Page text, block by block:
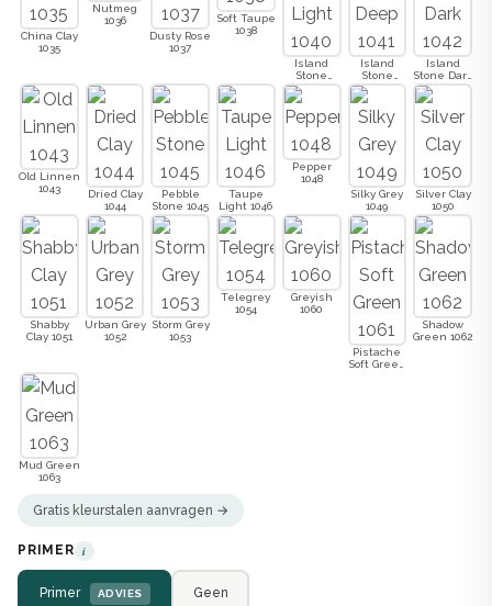
China Clay
1035
Nutmeg
1036
Dusty Rose
1037
Soft Taupe
1038
Island
Stone
Light 1040
Island
Stone
Deep 1041
Island
Stone Dark
1042
Old Linnen
1043
Dried Clay
1044
Pebble
Stone 1045
Taupe
Light 1046
Pepper
1048
Silky Grey
1049
Silver Clay
1050
Shabby
Clay 1051
Urban Grey
1052
Storm Grey
1053
Telegrey
1054
Greyish
1060
Pistache
Soft Green
Shadow
Green 1062
Mud Green
1063
Gratis kleurstalen aanvragen →
PRIMER i
Primer ADVIES Geen